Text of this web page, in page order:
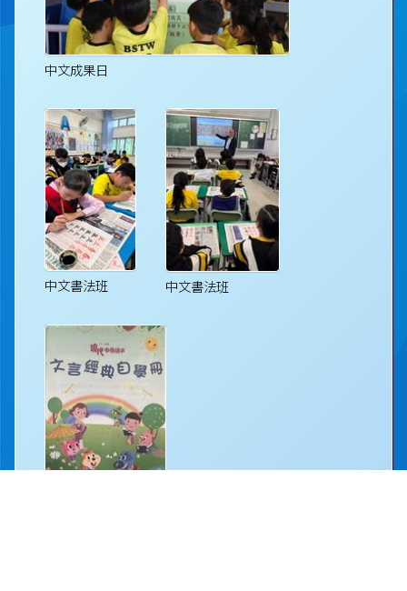
中文成果日
中文書法班 中文書法班